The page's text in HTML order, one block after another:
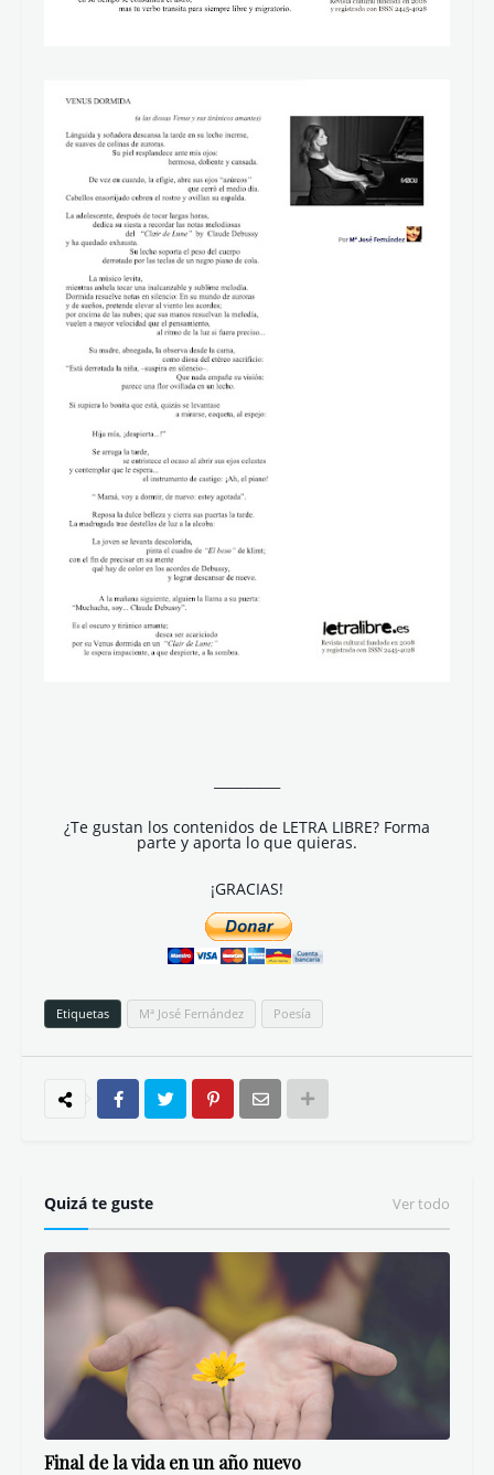
¿Te gustan los contenidos de LETRA LIBRE? Forma
parte y aporta lo que quieras.
¡GRACIAS!
Etiquetas Mª José Fernández Poesía
Quizá te guste Ver todo
Final de la vida en un año nuevo